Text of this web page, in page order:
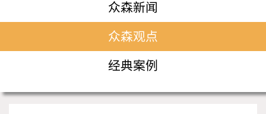
众森新闻
众森观点
经典案例